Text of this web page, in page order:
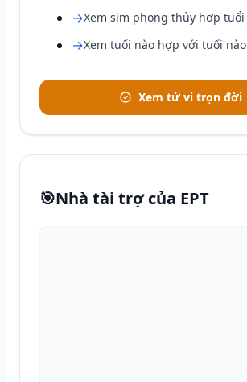
→Xem sim phong thủy hợp tuổi
→Xem tuổi nào hợp với tuổi nào
Xem tử vi trọn đời
🎯Nhà tài trợ của EPT